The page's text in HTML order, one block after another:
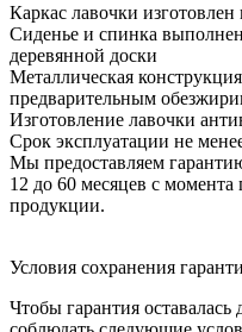
Каркас лавочки
Сиденье и спинка
деревянной доски
Металлическая
предварительным
Изготовление лавочки
Срок эксплуатации не
Мы предоставляем
12 до 60 месяцев с
продукции.
Условия сохранения
Чтобы гарантия